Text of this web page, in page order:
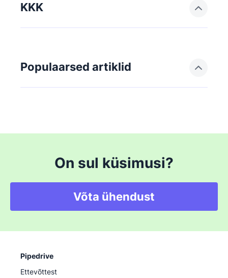
KKK
Populaarsed artiklid
On sul küsimusi?
Võta ühendust
Pipedrive
Ettevõttest